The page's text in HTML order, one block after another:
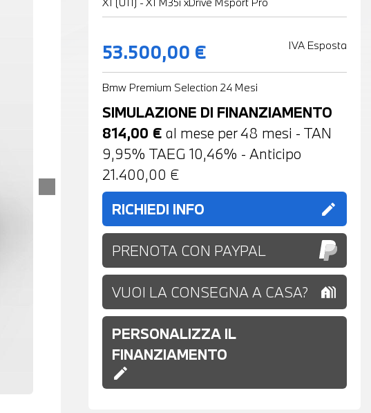
53.500,00 € IVA Esposta
Bmw Premium Selection 24 Mesi
SIMULAZIONE DI FINANZIAMENTO
814,00 € al mese per48 mesi - TAN
9,95% TAEG 10,46% - Anticipo
21.400,00 €
RICHIEDI INFO
edit
PRENOTA CON PAYPAL
VUOI LA CONSEGNA A CASA? holiday_village
PERSONALIZZA IL
FINANZIAMENTO
edit